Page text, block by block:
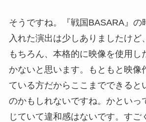
そうですね。『戦国BASARA』の
入れた演出は少しありましたけど
もちろん、本格的に映像を使用し
かないと思います。もともと映像
ている方だからここまでできると
のかもしれないですね。かといっ
じていて違和感はないです。すご